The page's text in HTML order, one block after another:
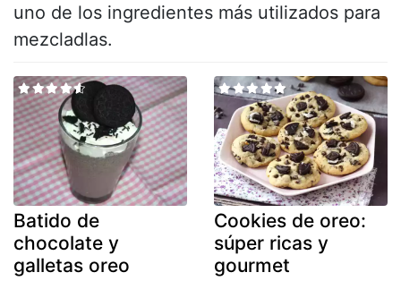
uno de los ingredientes más utilizados para
mezcladlas.
Batido de
chocolate y
galletas oreo
Cookies de oreo:
súper ricas y
gourmet